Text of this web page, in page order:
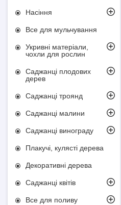
Насіння
Все для мульчування
Укривні матеріали,
чохли для рослин
Саджанці плодових
дерев
Саджанці троянд
Саджанці малини
Саджанці винограду
Плакучі, кулясті дерева
Декоративні дерева
Саджанці квітів
Все для поливу